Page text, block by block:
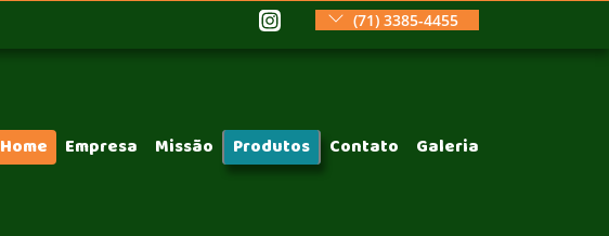
(71) 3385-4455
Home Empresa Missão Produtos Contato Galeria